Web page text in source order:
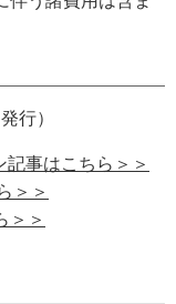
行）
記事はこちら＞＞
＞＞
＞＞